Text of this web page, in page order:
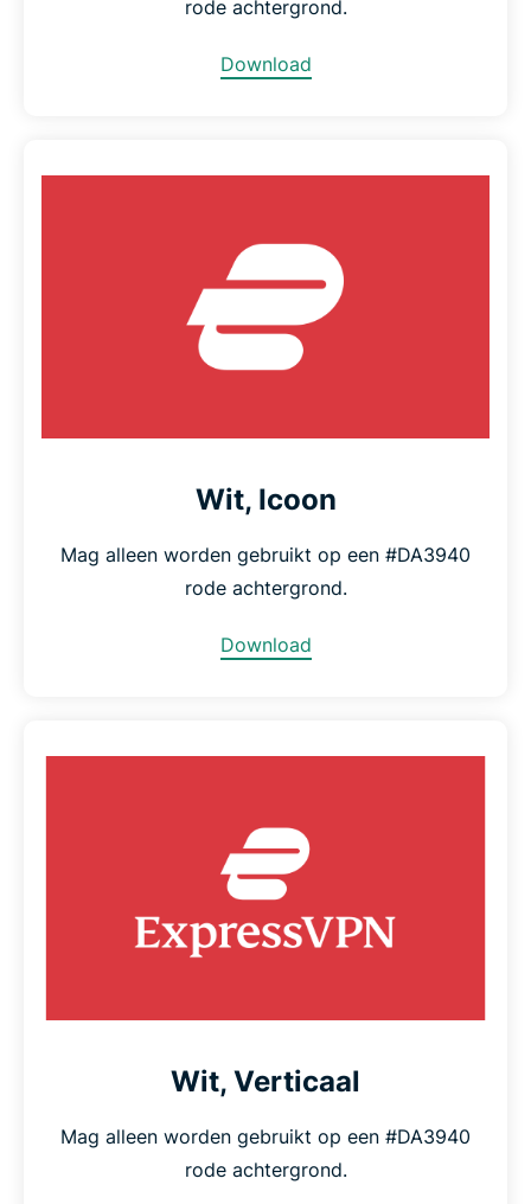
rode achtergrond.
Download
Wit, Icoon
Mag alleen worden gebruikt op een #DA3940
rode achtergrond.
Download
Wit, Verticaal
Mag alleen worden gebruikt op een #DA3940
rode achtergrond.